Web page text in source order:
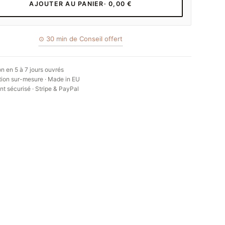
AJOUTER AU PANIER · 0,00 €
⊙ 30 min de Conseil offert
en 5 à 7 jours ouvrés
sur-mesure · Made in EU
sécurisé · Stripe & PayPal